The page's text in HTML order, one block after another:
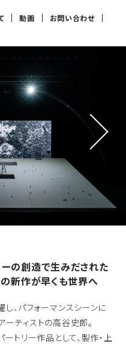
動画 お問い合わせ
の創造で生みだされた
の新作が早くも世界へ
、パフォーマンスシーンに
ーティストの高谷史郎。
トリー作品として、製作・上